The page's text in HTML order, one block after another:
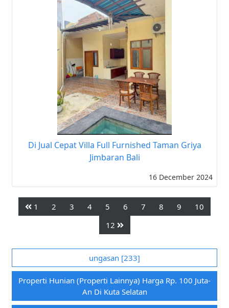
Di Jual Cepat Villa Full Furnished Taman Griya
Jimbaran Bali
16 December 2024
1 2 3 4 5 6 7 8 9
10
12
ungasan [233]
Properti Hunian (properti Lainnya) Harga Rp. 100 Juta-
An Di Kuta Selatan